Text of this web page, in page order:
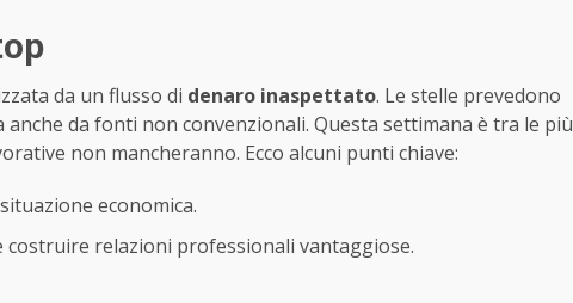
da un flusso di denaro inaspettato. Le stelle prevedono
da fonti non convenzionali. Questa settimana è tra le più
non mancheranno. Ecco alcuni punti chiave:
economica.
costruire relazioni professionali vantaggiose.